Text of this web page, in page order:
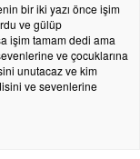
bir iki yazı önce işim
ve gülüp
işim tamam dedi ama
ve çocuklarına
unutacaz ve kim
ve sevenlerine